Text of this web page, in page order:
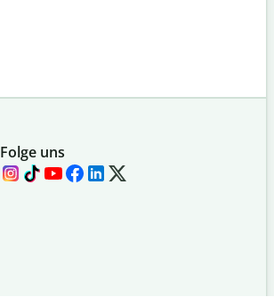
Folge uns